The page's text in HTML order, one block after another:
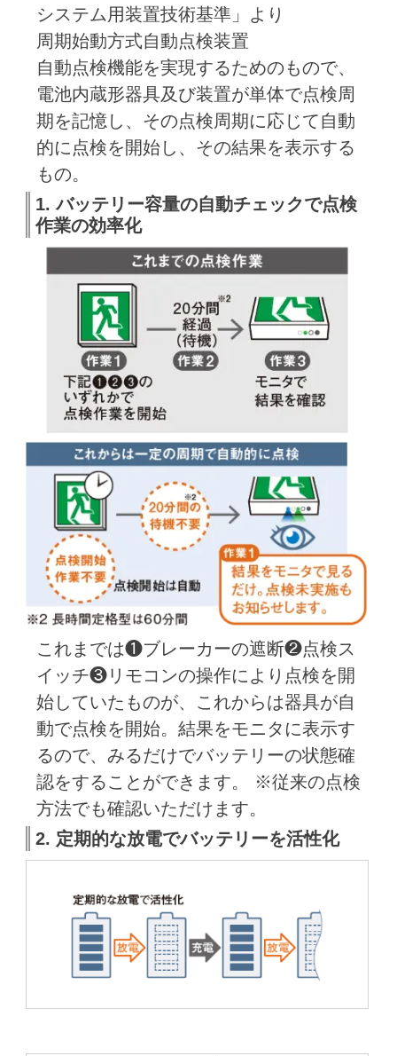
システム用装置技術基準」より
周期始動方式自動点検装置
自動点検機能を実現するためのもので、
電池内蔵形器具及び装置が単体で点検周
期を記憶し、その点検周期に応じて自動
的に点検を開始し、その結果を表示する
もの。
1. バッテリー容量の自動チェックで点検
作業の効率化
これまでは❶ブレーカーの遮断❷点検ス
イッチ❸リモコンの操作により点検を開
始していたものが、これからは器具が自
動で点検を開始。結果をモニタに表示す
るので、みるだけでバッテリーの状態確
認をすることができます。 ※従来の点検
方法でも確認いただけます。
2. 定期的な放電でバッテリーを活性化